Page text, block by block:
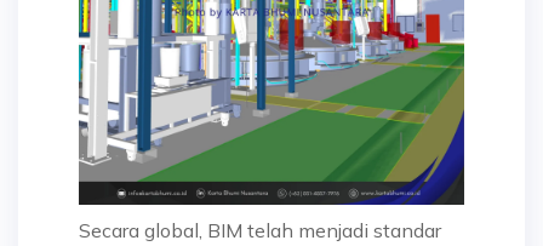
Secara global, BIM telah menjadi standar